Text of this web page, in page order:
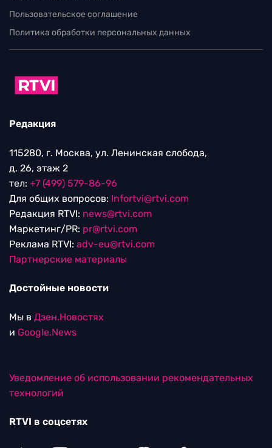
Пользовательское соглашение
Политика обработки персональных данных
Редакция
115280, г. Москва, ул. Ленинская слобода,
д. 26, этаж 2
тел: +7 (499) 579-86-96
Для общих вопросов: Infortvi@rtvi.com
Редакция RTVI: news@rtvi.com
Маркетинг/PR: pr@rtvi.com
Реклама RTVI: adv-eu@rtvi.com
Партнерские материалы
Достойные новости
Мы в Дзен.Новостях
и Google.News
Уведомление об использовании рекомендательных
технологий
RTVI в соцсетях